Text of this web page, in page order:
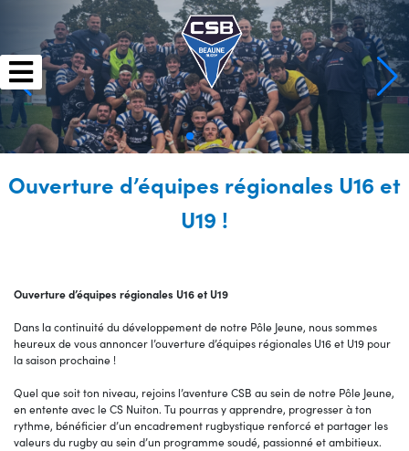
Ouverture d’équipes régionales U16 et
U19 !
Ouverture d’équipes régionales U16 et U19
Dans la continuité du développement de notre Pôle Jeune, nous sommes
heureux de vous annoncer l’ouverture d’équipes régionales U16 et U19 pour
la saison prochaine !
Quel que soit ton niveau, rejoins l’aventure CSB au sein de notre Pôle Jeune,
en entente avec le CS Nuiton. Tu pourras y apprendre, progresser à ton
rythme, bénéficier d’un encadrement rugbystique renforcé et partager les
valeurs du rugby au sein d’un programme soudé, passionné et ambitieux.